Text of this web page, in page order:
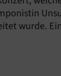
wurde.